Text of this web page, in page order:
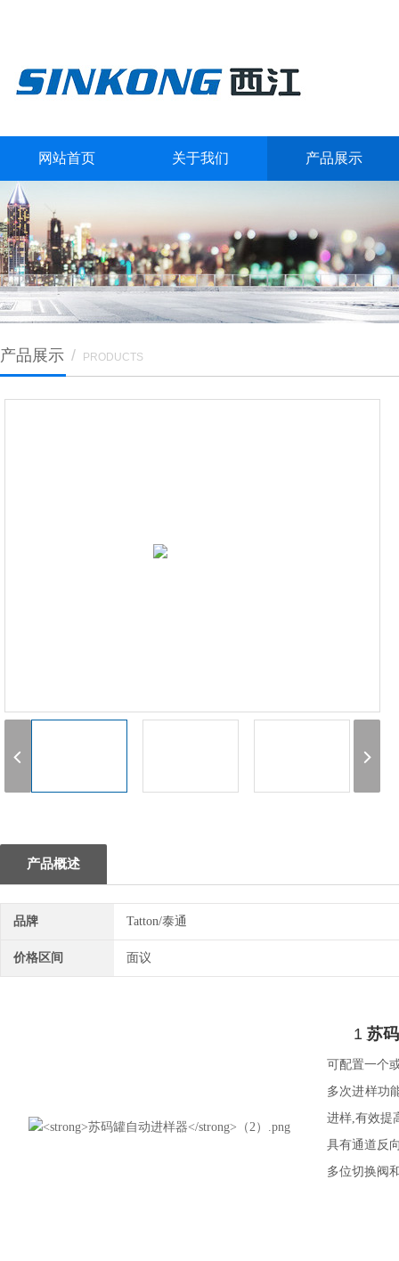
网站首页 关于我们 产品展示
产品展示 / PRODUCTS
产品概述
品牌 Tatton/泰通
价格区间 面议
1 苏
可配置一个
多次进样功
进样,有效提
具有通道反
多位切换阀